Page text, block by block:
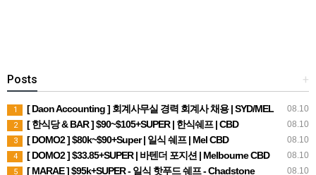
+
Posts
08.10
1 [ Daon Accounting ] 회계사무실 경력 회계사 채용 | SYD/MEL
08.10
2 [ 한식당 & BAR ] $90~$105+SUPER | 한식쉐프 | CBD
08.10
3 [ DOMO2 ] $80k~$90+Super | 일식 쉐프 | Mel CBD
08.10
4 [ DOMO2 ] $33.85+SUPER | 바텐더 포지션 | Melbourne CBD
08.10
5 [ MARAE ] $95k+SUPER - 일식 핫푸드 쉐프 - Chadstone